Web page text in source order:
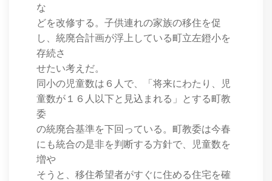
な
どを改修する。子供連れの家族の移住を促
し、統廃合計画が浮上している町立左鐙小を
存続さ
せたい考えだ。
同小の児童数は６人で、「将来にわたり、児
童数が１６人以下と見込まれる」とする町教
委
の統廃合基準を下回っている。町教委は今春
にも統合の是非を判断する方針で、児童数を
増や
そうと、移住希望者がすぐに住める住宅を確